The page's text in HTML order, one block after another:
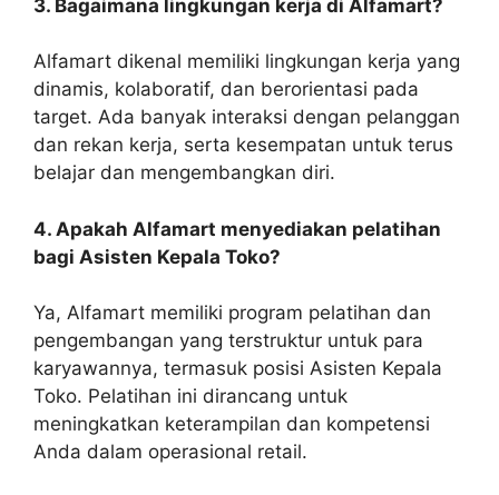
3. Bagaimana lingkungan kerja di Alfamart?
Alfamart dikenal memiliki lingkungan kerja yang
dinamis, kolaboratif, dan berorientasi pada
target. Ada banyak interaksi dengan pelanggan
dan rekan kerja, serta kesempatan untuk terus
belajar dan mengembangkan diri.
4. Apakah Alfamart menyediakan pelatihan
bagi Asisten Kepala Toko?
Ya, Alfamart memiliki program pelatihan dan
pengembangan yang terstruktur untuk para
karyawannya, termasuk posisi Asisten Kepala
Toko. Pelatihan ini dirancang untuk
meningkatkan keterampilan dan kompetensi
Anda dalam operasional retail.